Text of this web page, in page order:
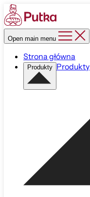
Open main menu
Strona główna
Produkty Produkty